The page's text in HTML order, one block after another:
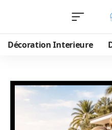
Décoration Interieure